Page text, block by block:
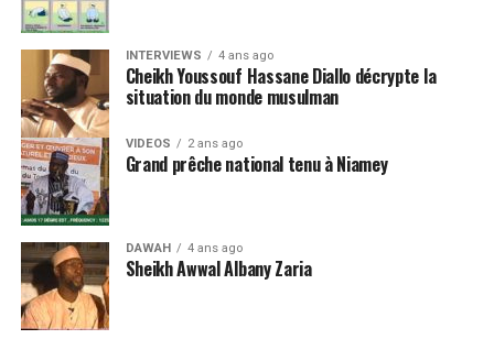
INTERVIEWS 4 ans ago
Cheikh Youssouf Hassane Diallo décrypte la
situation du monde musulman
VIDEOS 2 ans ago
Grand prêche national tenu à Niamey
DAWAH 4 ans ago
Sheikh Awwal Albany Zaria